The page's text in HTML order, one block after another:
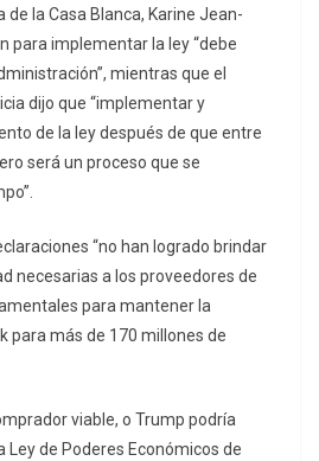
de la Casa Blanca, Karine Jean-
para implementar la ley “debe
mientras que el
dijo que “implementar y
de la ley después de que entre
será un proceso que se
“no han logrado brindar
necesarias a los proveedores de
para mantener la
para más de 170 millones de
viable, o Trump podría
Ley de Poderes Económicos de